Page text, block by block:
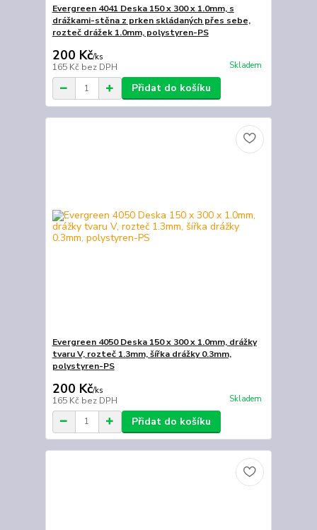
Evergreen 4041 Deska 150 x 300 x 1.0mm, s
drážkami-stěna z prken skládaných přes sebe,
rozteč drážek 1.0mm, polystyren-PS
200 Kč/ks
165 Kč bez DPH Skladem
Přidat do košíku
Evergreen 4050 Deska 150 x 300 x 1.0mm, drážky
tvaru V, rozteč 1.3mm, šířka drážky 0.3mm,
polystyren-PS
200 Kč/ks
165 Kč bez DPH Skladem
Přidat do košíku